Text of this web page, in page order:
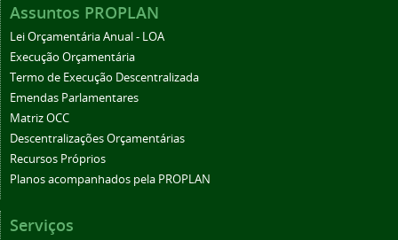
Assuntos PROPLAN
Lei Orçamentária Anual - LOA
Execução Orçamentária
Termo de Execução Descentralizada
Emendas Parlamentares
Matriz OCC
Descentralizações Orçamentárias
Recursos Próprios
Planos acompanhados pela PROPLAN
Serviços